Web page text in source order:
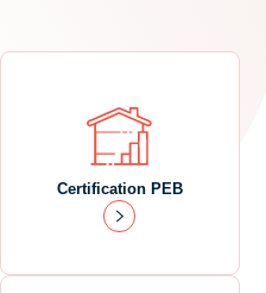
Certification PEB